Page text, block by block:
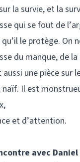
la survie, et la
qui se fout de
le protège.
du manque, de
une pièce sur
Il est
et d’attention.
avec Daniel